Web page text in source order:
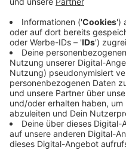
Polizistin Detective Lana
ihn als Informanten an,
aufzuklären. Dadurch
„Rolle“, sondern auch
Leben und seine
Streaming-Dienst:
Anzeige